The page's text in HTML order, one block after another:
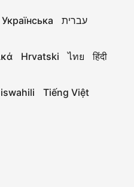
Українська עברית
Hrvatski ไทย हिंदी
Tiếng Việt